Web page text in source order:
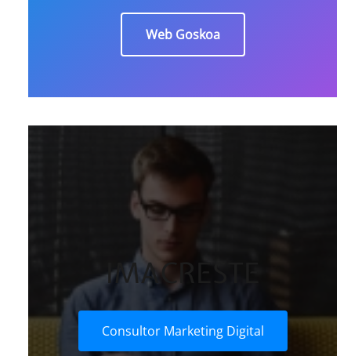
Web Goskoa
IMACRESTE
Consultor Marketing Digital